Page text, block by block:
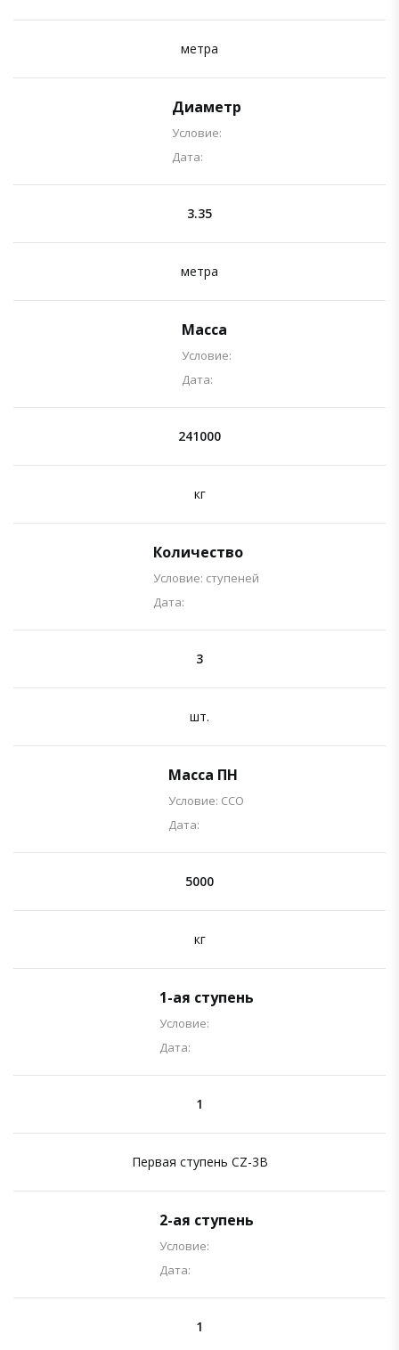
метра
Диаметр
Условие:
Дата:
3.35
метра
Масса
Условие:
Дата:
241000
кг
Количество
Условие: ступеней
Дата:
3
шт.
Масса ПН
Условие: ССО
Дата:
5000
кг
1-ая ступень
Условие:
Дата:
1
Первая ступень CZ-3B
2-ая ступень
Условие:
Дата:
1